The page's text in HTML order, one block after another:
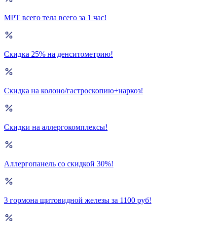
МРТ всего тела всего за 1 час!
Скидка 25% на денситометрию!
Скидка на колоно/гастроскопию+наркоз!
Скидки на аллергокомплексы!
Аллергопанель со скидкой 30%!
3 гормона щитовидной железы за 1100 руб!